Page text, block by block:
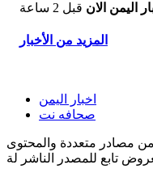
اليمن الان قبل 2 ساعة
المزيد من الأخبار
اخبار اليمن
صحافه نت
من مصادر متعددة والمحتوى
تابع للمصدر الناشر لة